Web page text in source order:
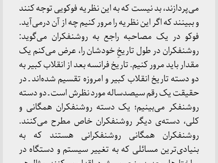
می‌پردازند، بد نیست که به این نظریه فوکویی توجه کنند
و ببینند که اگر این نظریه را مرور کنیم چه از آن درمی‌آید.
فوکو در یک مصاحبه راجع به روشنفکران می‌گوید:
روشنفکران در طول تاریخِ خودشان را، عرض می‌کنم یک
مقدار باید مرور کنیم. تاریخ فرانسه بعد از انقلاب کبیر به
دو دسته تاریخ انقلاب کبیر و امروزه تقسیم شده‌اند ـ در
حقیقت یک رقم سیصدساله مورد نظرش است ـ دو دسته
روشنفکر می‌بینیم؛ یک دسته روشنفکران همگانی و
کلی، دسته‌ی دیگر روشنفکران خاص مطرح می‌کنند.
روشنفکران همگانی روشنفکرانی هستند که به
بنیادی‌ترین مسائلی که به تغییر سیستم و دستگاه در